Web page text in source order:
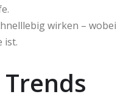
wirken – wobei
ist.